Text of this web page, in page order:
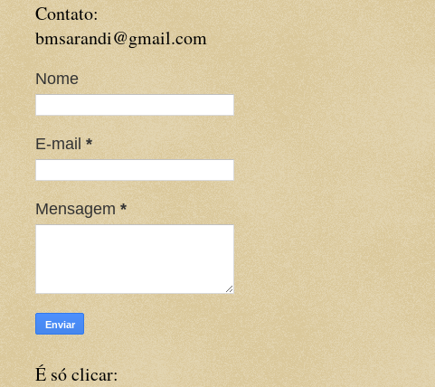
Contato:
bmsarandi@gmail.com
Nome
E-mail *
Mensagem *
É só clicar: